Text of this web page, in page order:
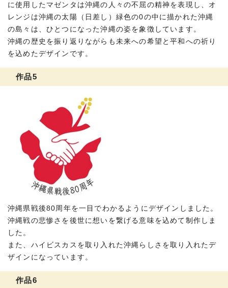
に使用したマゼンタは沖縄の人々の不屈の精神を表現し、オ
レンジは沖縄の太陽（日差し）緑色の0の中に描かれた沖縄
の島々は、ひとつになった沖縄の姿を象徴しています。
沖縄の歴史を振り返りながらも未来への希望と平和への祈り
を込めたデザインです。
作品5
沖縄県戦後80周年を一目でわかるようにデザインしました。
沖縄戦の悲惨さを後世に想いを繋げる意味を込めて制作しま
した。
また、ハイビスカスを取り入れた沖縄らしさを取り入れたデ
ザインになっています。
作品6